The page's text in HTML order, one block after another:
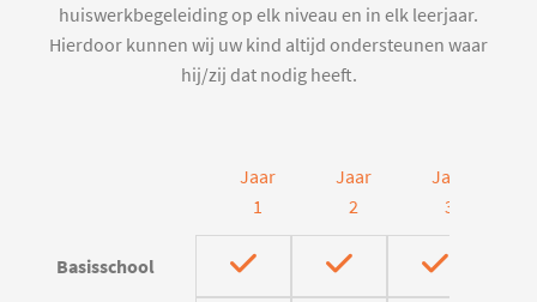
huiswerkbegeleiding op elk niveau en in elk leerjaar.
Hierdoor kunnen wij uw kind altijd ondersteunen waar
hij/zij dat nodig heeft.
Jaar
1
Jaar
2
Jaar
3
Basisschool